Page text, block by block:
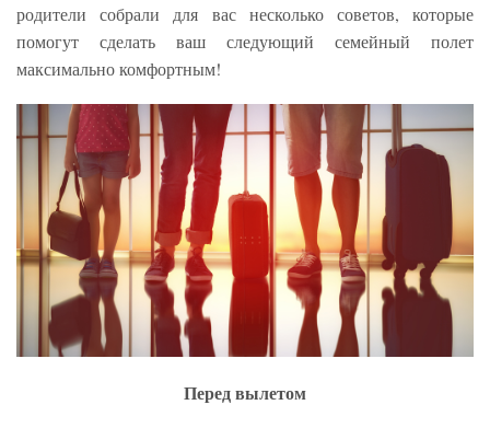
родители собрали для вас несколько советов, которые
помогут сделать ваш следующий семейный полет
максимально комфортным!
Перед вылетом